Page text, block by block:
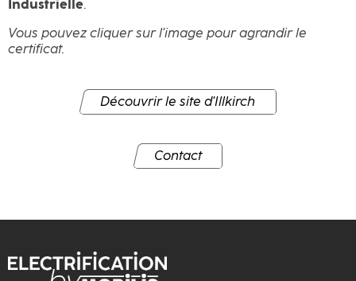
Industrielle.
Vous pouvez cliquer sur l'image pour agrandir le
certificat.
Découvrir le site d'Illkirch
Contact